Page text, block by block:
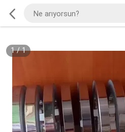
1/1